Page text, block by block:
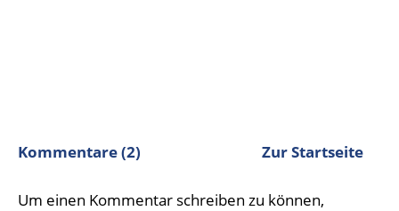
Kommentare (2) Zur Startseite
Um einen Kommentar schreiben zu können,